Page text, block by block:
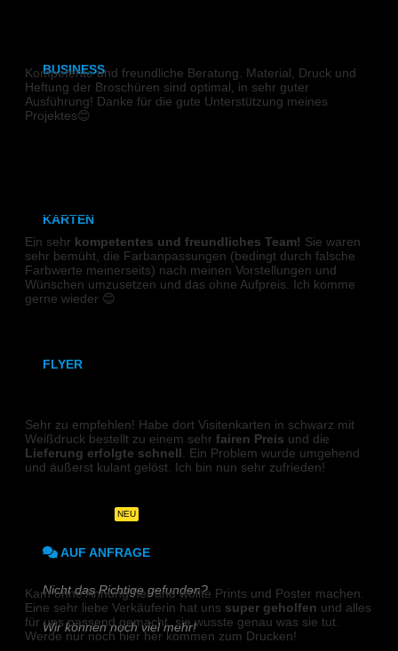
BUSINESS
Visitenkarten
KARTEN
Karten
Klappkarten
FLYER
DIN A5
NEU
AUF ANFRAGE
Nicht das Richtige gefunden?
Wir können noch viel mehr!
Kompetente und freundliche Beratung. Material, Druck und
Heftung der Broschüren sind optimal, in sehr guter
Ausführung! Danke für die gute Unterstützung meines
Projektes😊
Ein sehr kompetentes und freundliches Team! Sie waren
sehr bemüht, die Farbanpassungen (bedingt durch falsche
Farbwerte meinerseits) nach meinen Vorstellungen und
Wünschen umzusetzen und das ohne Aufpreis. Ich komme
gerne wieder 😊
Sehr zu empfehlen! Habe dort Visitenkarten in schwarz mit
Weißdruck bestellt zu einem sehr fairen Preis und die
Lieferung erfolgte schnell . Ein Problem wurde umgehend
und äußerst kulant gelöst. Ich bin nun sehr zufrieden!
PLAKATE
Kam ohne Ahnung her und wollte Prints und Poster machen.
Eine sehr liebe Verkäuferin hat uns super geholfen und alles
für uns passend gemacht, sie wusste genau was sie tut.
Werde nur noch hier her kommen zum Drucken!